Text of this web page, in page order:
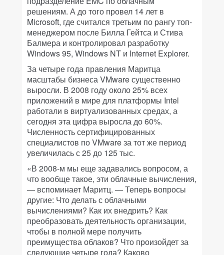
решениям. А до того провел 14 лет в
Microsoft, где считался третьим по рангу топ-
менеджером после Билла Гейтса и Стива
Балмера и контролировал разработку
Windows 95, Windows NT и Internet Explorer.
За четыре года правления Маритца
масштабы бизнеса VMware существенно
выросли. В 2008 году около 25% всех
приложений в мире для платформы Intel
работали в виртуализованных средах, а
сегодня эта цифра выросла до 60%.
Численность сертифицированных
специалистов по VMware за тот же период
увеличилась с 25 до 125 тыс.
«В 2008-м мы еще задавались вопросом, а
что вообще такое, эти облачные вычисления,
— вспоминает Маритц. — Теперь вопросы
другие: Что делать с облачными
вычислениями? Как их внедрить? Как
преобразовать деятельность организации,
чтобы в полной мере получить
преимущества облаков? Что произойдет за
следующие четыре года? Каково